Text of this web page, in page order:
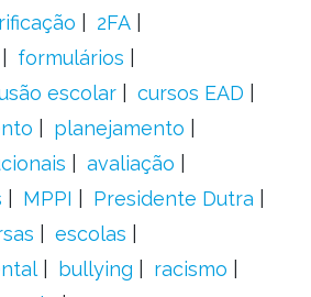
2FA
formulários
escolar
cursos EAD
planejamento
avaliação
MPPI
Presidente Dutra
escolas
bullying
racismo